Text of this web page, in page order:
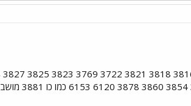
3833 3835 3836 3837